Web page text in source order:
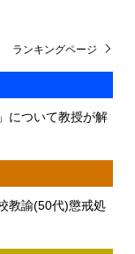
について教授が解
教諭(50代)懲戒処
ランキングページ